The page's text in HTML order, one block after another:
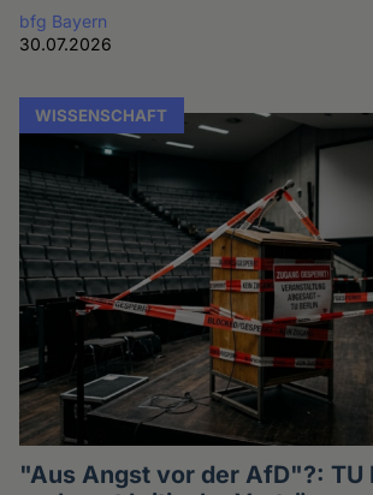
bfg Bayern
30.07.2026
WISSENSCHAFT
"Aus Angst vor der AfD"?: TU